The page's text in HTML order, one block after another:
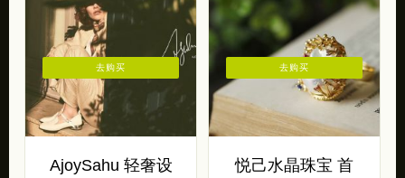
AjoySahu 轻奢设
去购买
悦己水晶珠宝 首
去购买